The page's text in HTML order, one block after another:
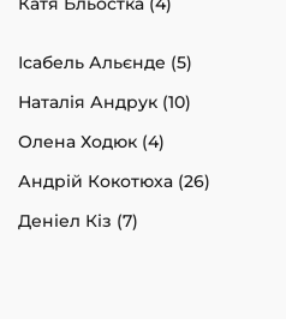
Ісабель Альєнде (5)
Наталія Андрук (10)
Олена Ходюк (4)
Андрій Кокотюха (26)
Деніел Кіз (7)